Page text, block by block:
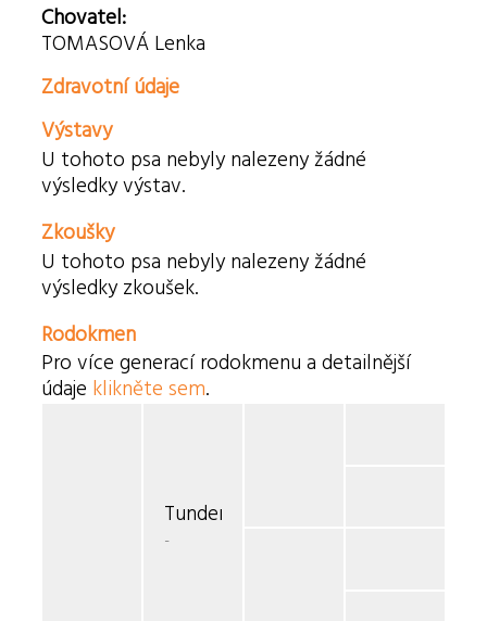
Chovatel:
TOMASOVÁ Lenka
Zdravotní údaje
Výstavy
U tohoto psa nebyly nalezeny žádné
výsledky výstav.
Zkoušky
U tohoto psa nebyly nalezeny žádné
výsledky zkoušek.
Rodokmen
Pro více generací rodokmenu a detailnější
údaje klikněte sem.
Tunder v. Tfredevink
-